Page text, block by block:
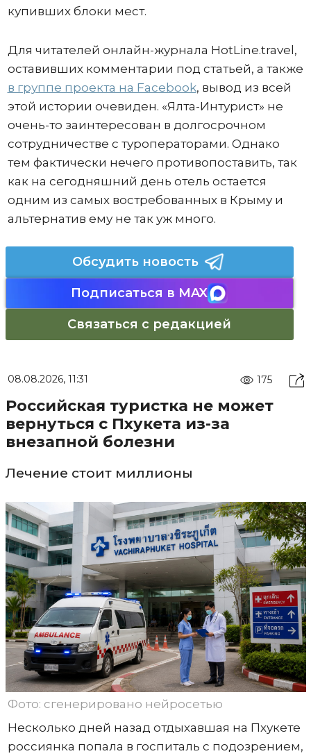
купивших блоки мест.
Для читателей онлайн-журнала HotLine.travel,
оставивших комментарии под статьей, а также
в группе проекта на Facebook, вывод из всей
этой истории очевиден. «Ялта-Интурист» не
очень-то заинтересован в долгосрочном
сотрудничестве с туроператорами. Однако
тем фактически нечего противопоставить, так
как на сегодняшний день отель остается
одним из самых востребованных в Крыму и
альтернатив ему не так уж много.
Обсудить новость
Подписаться в MAX
Связаться с редакцией
08.08.2026, 11:31 175
Российская туристка не может
вернуться с Пхукета из-за
внезапной болезни
Лечение стоит миллионы
Фото: сгенерировано нейросетью
Несколько дней назад отдыхавшая на Пхукете
россиянка попала в госпиталь с подозрением,